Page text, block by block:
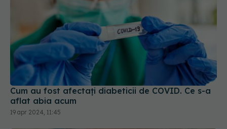
Cum au fost afectați diabeticii de COVID. Ce s-a
aflat abia acum
19 apr 2024, 11:45